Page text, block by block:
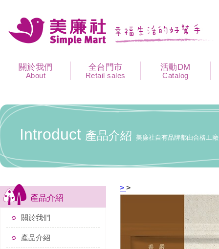
關於我們
About
全台門市
Retail sales
活動DM
Catalog
Introduct 產品介紹 美廉社自有品牌都由合格工
產品介紹
關於我們
產品介紹
> >